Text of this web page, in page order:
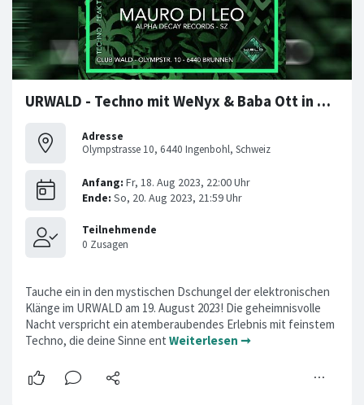
URWALD - Techno mit WeNyx & Baba Ott in Brunnen
Adresse
Olympstrasse 10, 6440 Ingenbohl, Schweiz
Tauche ein in den mystischen Dschungel der elektronischen
Klänge im URWALD am 19. August 2023! Die geheimnisvolle
Nacht verspricht ein atemberaubendes Erlebnis mit feinstem
Techno, die deine Sinne ent Weiterlesen ➞